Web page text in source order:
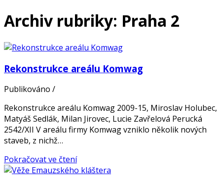
Archiv rubriky: Praha 2
Rekonstrukce areálu Komwag
Publikováno /
Rekonstrukce areálu Komwag 2009-15, Miroslav Holubec,
Matyáš Sedlák, Milan Jirovec, Lucie Zavřelová Perucká
2542/XII V areálu firmy Komwag vzniklo několik nových
staveb, z nichž…
Pokračovat ve čtení